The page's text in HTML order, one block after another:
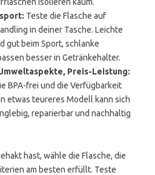
Teste die Flasche auf
in deiner Tasche. Leichte
gut beim Sport, schlanke
besser in Getränkehalter.
Preis-Leistung:
BPA-frei und die Verfügbarkeit
etwas teureres Modell kann sich
reparierbar und nachhaltig
hast, wähle die Flasche, die
am besten erfüllt. Teste